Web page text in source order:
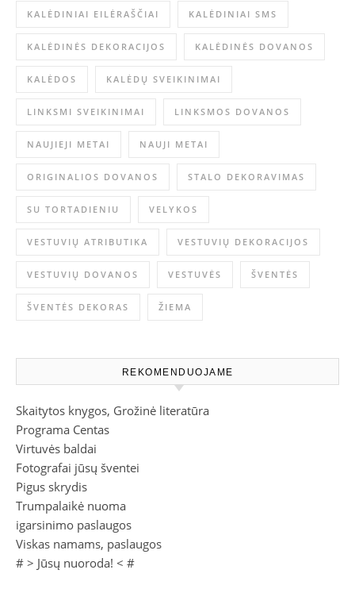
KALĖDINIAI EILĖRAŠČIAI KALĖDINIAI SMS
KALĖDINĖS DEKORACIJOS KALĖDINĖS DOVANOS
KALĖDOS KALĖDŲ SVEIKINIMAI
LINKSMI SVEIKINIMAI LINKSMOS DOVANOS
NAUJIEJI METAI NAUJI METAI
ORIGINALIOS DOVANOS STALO DEKORAVIMAS
SU TORTADIENIU VELYKOS
VESTUVIŲ ATRIBUTIKA VESTUVIŲ DEKORACIJOS
VESTUVIŲ DOVANOS VESTUVĖS ŠVENTĖS
ŠVENTĖS DEKORAS ŽIEMA
REKOMENDUOJAME
Skaitytos knygos, Grožinė literatūra
Programa Centas
Virtuvės baldai
Fotografai jūsų šventei
Pigus skrydis
Trumpalaikė nuoma
igarsinimo paslaugos
Viskas namams, paslaugos
# > Jūsų nuoroda! < #